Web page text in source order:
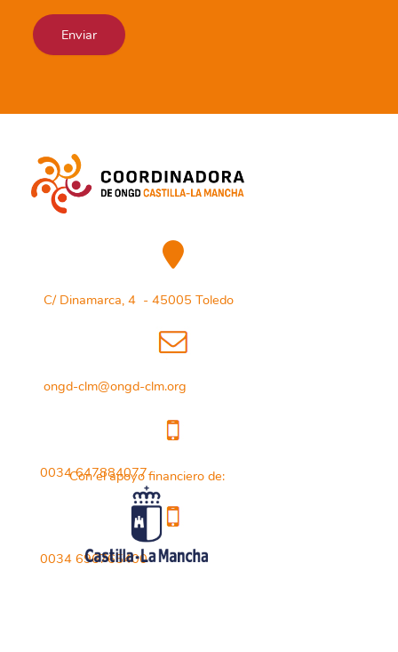
C/ Dinamarca, 4 - 45005 Toledo
ongd-clm@ongd-clm.org
0034 647884077
0034 696765400
Con el apoyo financiero de: